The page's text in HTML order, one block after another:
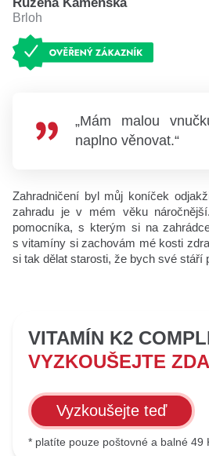
Brloh
„Mám malou
naplno věnovat.“
Zahradničení byl můj koníček
zahradu je v mém věku
pomocníka, s kterým si na
s vitamíny si zachovám mé kosti
si tak dělat starosti, že bych své stáří
VITAMÍN K2
VYZKOUŠEJTE
Vyzkoušejte teď
* platíte pouze poštovné a balné 49